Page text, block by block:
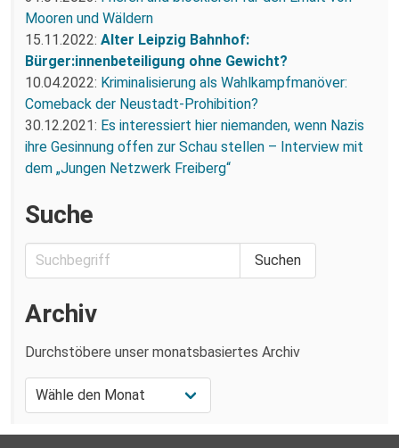
Mooren und Wäldern
15.11.2022: Alter Leipzig Bahnhof:
Bürger:innenbeteiligung ohne Gewicht?
10.04.2022: Kriminalisierung als Wahlkampfmanöver:
Comeback der Neustadt-Prohibition?
30.12.2021: Es interessiert hier niemanden, wenn Nazis
ihre Gesinnung offen zur Schau stellen – Interview mit
dem „Jungen Netzwerk Freiberg“
Suche
Archiv
Durchstöbere unser monatsbasiertes Archiv